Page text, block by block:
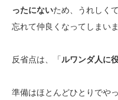
ったにないため、うれしく
忘れて仲良くなってしまい
反省点は、「ルワンダ人に
準備はほとんどひとりでや